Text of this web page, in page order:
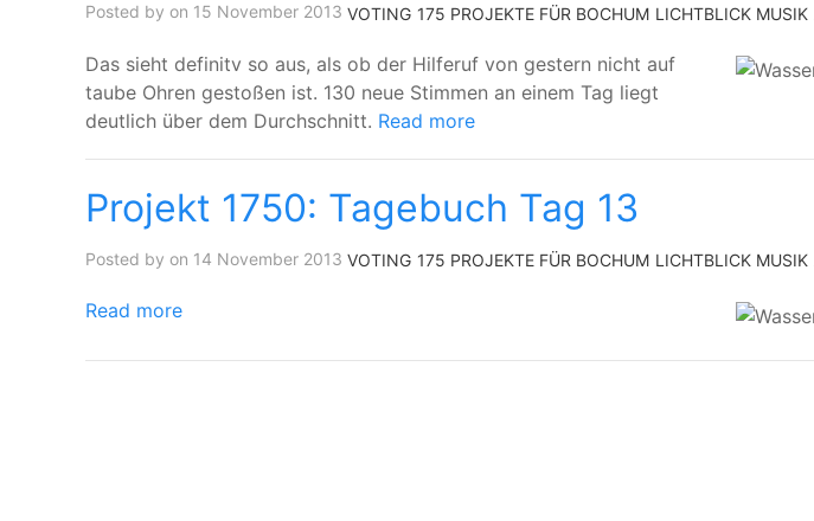
Posted by on 15 November 2013 VOTING 175 PROJEKTE FÜR BOCHUM LICHTBLICK MUSIK
Das sieht definitv so aus, als ob der Hilferuf von gestern nicht auf
taube Ohren gestoßen ist. 130 neue Stimmen an einem Tag liegt
deutlich über dem Durchschnitt. Read more
Projekt 1750: Tagebuch Tag 13
Posted by on 14 November 2013 VOTING 175 PROJEKTE FÜR BOCHUM LICHTBLICK MUSIK
Read more